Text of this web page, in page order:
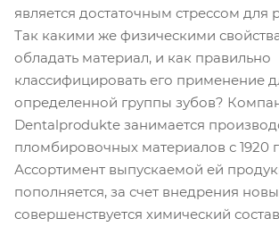
является достаточным стрессом для
Так какими же физическими
обладать материал, и как правильно
классифицировать его применение
определенной группы зубов?
Dentalprodukte занимается
пломбировочных материалов с 1920
Ассортимент выпускаемой ей
пополняется, за счет внедрения
совершенствуется химический